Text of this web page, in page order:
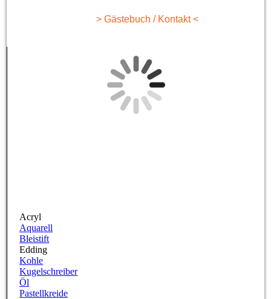
> Gästebuch / Kontakt <
Acryl
Aquarell
Bleistift
Edding
Kohle
Kugelschreiber
Öl
Pastellkreide